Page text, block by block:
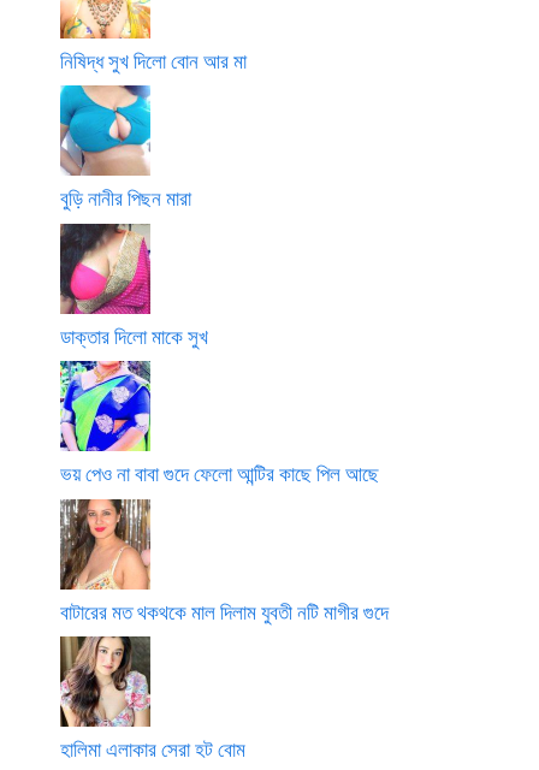
নিষিদ্ধ সুখ দিলো বোন আর মা
বুড়ি নানীর পিছন মারা
ডাক্তার দিলো মাকে সুখ
ভয় পেও না বাবা গুদে ফেলো আন্টির কাছে পিল আছে
বাটারের মত থকথকে মাল দিলাম যুবতী নটি মাগীর গুদে
হালিমা এলাকার সেরা হট বোম